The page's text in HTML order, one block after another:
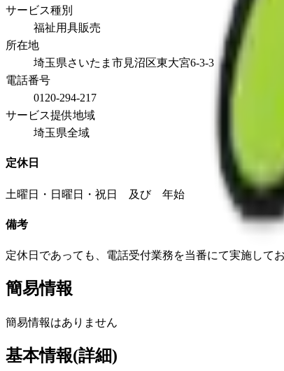
サービス種別
福祉用具販売
所在地
埼玉県さいたま市見沼区東大宮6-3-3
電話番号
0120-294-217
サービス提供地域
埼玉県全域
定休日
土曜日・日曜日・祝日 及び 年始
備考
定休日であっても、電話受付業務を当番にて実施して
簡易情報
簡易情報はありません
基本情報(詳細)